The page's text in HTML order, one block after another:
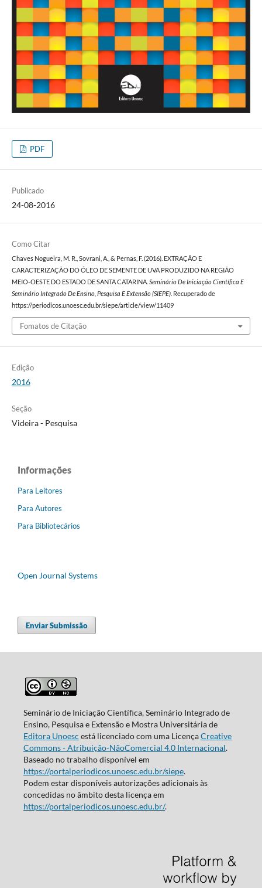
PDF
Publicado
24-08-2016
Como Citar
Chaves Nogueira, M. R., Sovrani, A., & Pernas, F. (2016). EXTRAÇÃO E
CARACTERIZAÇÃO DO ÓLEO DE SEMENTE DE UVA PRODUZIDO NA REGIÃO
MEIO-OESTE DO ESTADO DE SANTA CATARINA. Seminário De Iniciação Científica E
Seminário Integrado De Ensino, Pesquisa E Extensão (SIEPE). Recuperado de
https://periodicos.unoesc.edu.br/siepe/article/view/11409
Fomatos de Citação
Edição
2016
Seção
Videira - Pesquisa
Informações
Para Leitores
Para Autores
Para Bibliotecários
Open Journal Systems
Enviar Submissão
Seminário de Iniciação Científica, Seminário Integrado de
Ensino, Pesquisa e Extensão e Mostra Universitária de
Editora Unoesc está licenciado com uma LicençaCreative
Commons - Atribuição-NãoComercial 4.0 Internacional.
Baseado no trabalho disponível em
https://portalperiodicos.unoesc.edu.br/siepe.
Podem estar disponíveis autorizações adicionais às
concedidas no âmbito desta licença em
https://portalperiodicos.unoesc.edu.br/.